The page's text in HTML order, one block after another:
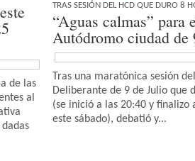
de las
al
TRAS SESIÓN DEL HCD QUE DURO 8
“Aguas calmas” para
Autódromo ciudad de
Tras una maratónica sesión
Deliberante de 9 de Julio que
(se inició a las 20:40 y finalizo
este sábado), debatió y...